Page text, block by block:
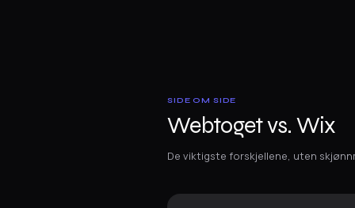
SIDE OM SIDE
Webtoget vs. Wix
De viktigste forskjellene, uten